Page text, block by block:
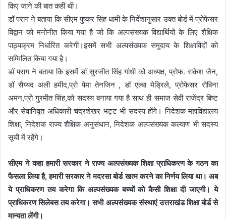
किए जाने की बात कही थी।
डॉ पराग ने बताया कि सीएम पुष्कर सिंह धामी के निर्देशानुसार उक्त बोर्ड में प्रोफेसर
विद्वान को मनोनीत किया गया है जो कि अल्पसंख्यक विद्यार्थियों के लिए शैक्षिक
पाठ्यक्रम निर्धारित करेगी।इसमें सभी अल्पसंख्यक समुदाय के शिक्षाविदों को
सम्मिलित किया गया है।
डॉ पराग ने बताया कि इसमें डॉ सुरजीत सिंह गांधी को अध्यक्ष, प्रोफ. राकेश जैन,
डॉ सैय्यद अली हमीद,प्रो पेमा तेनजिन , डॉ एल्बा मेड्रिले, प्रोफेसर रोबिना
अमन,प्रो गुरमीत सिंह,को सदस्य बनाया गया है साथ ही समाज सेवी राजेंद्र बिष्ट
और सेवानिवृत अधिकारी चंद्रशेखर भट्ट भी सदस्य होंगे। निदेशक महाविद्यालय
शिक्षा, निदेशक राज्य शैक्षिक अनुसंधान, निदेशक अल्पसंख्यक कल्याण भी सदस्य
सूची में रहेंगे।
सीएम ने कहा हमारी सरकार ने राज्य अल्पसंख्यक शिक्षा प्राधिकरण के गठन का
फैसला लिया है, हमारी सरकार ने मदरसा बोर्ड खत्म करने का निर्णय लिया था। अब
ये प्राधिकरण तय करेगा कि अल्पसंख्यक बच्चों को कैसी शिक्षा दी जाएगी। ये
प्राधिकरण सिलेबस तय करेगा। सभी अल्पसंख्यक संस्थाएं उत्तराखंड शिक्षा बोर्ड से
मान्यता लेंगी।